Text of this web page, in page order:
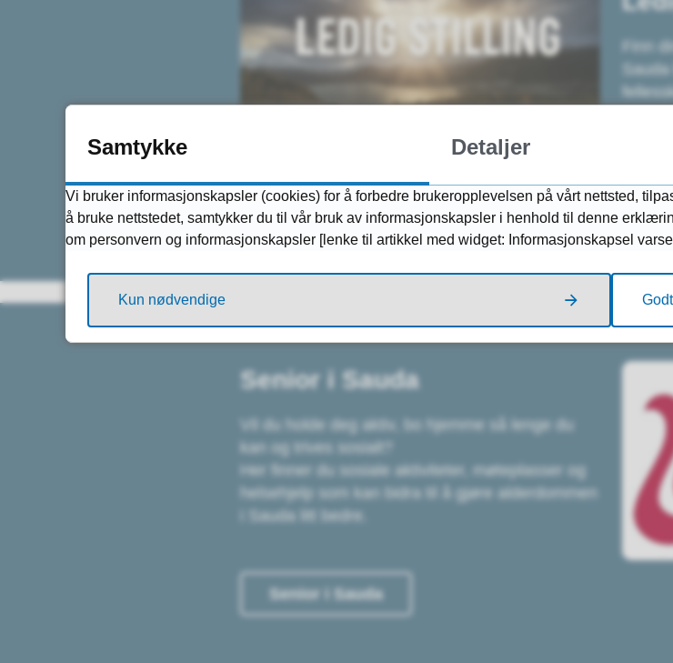
Finn
Senior i Sauda
Vil du holde deg aktiv, bo hjemme så lenge du
kan og trives sosialt?
Her finner du sosiale aktiviteter, møteplasser og
helsehjelp som kan bidra til å gjøre alderdommen
i Sauda litt bedre.
Senior i Sauda
Samtykke Detaljer
Vi bruker informasjonskapsler (cookies) for å forbedre brukeropplevelsen på vårt nettsted,
å bruke nettstedet, samtykker du til vår bruk av informasjonskapsler i henhold til denne
om personvern og informasjonskapsler [lenke til artikkel med widget: Informasjonskapsel
Kun nødvendige